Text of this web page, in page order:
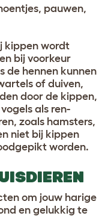
pauwen,
kippen wordt
bij voorkeur
de hennen kunnen
of duiven,
door de kippen,
als ren-
zoals hamsters,
niet bij kippen
worden.
om jouw harige
en gelukkig te